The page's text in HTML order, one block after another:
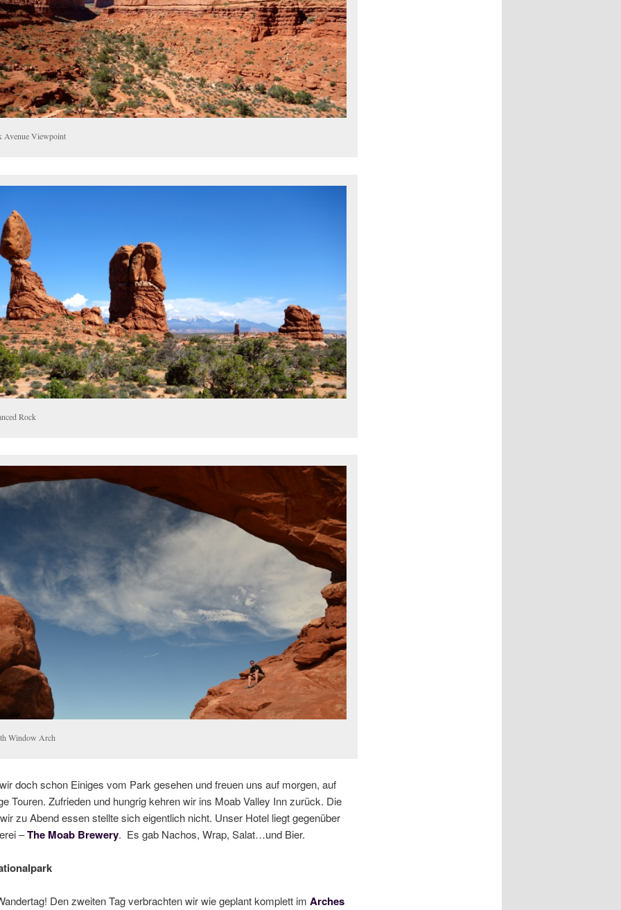
Avenue Viewpoint
Rock
Window Arch
doch schon Einiges vom Park gesehen und freuen uns auf morgen, auf
Touren. Zufrieden und hungrig kehren wir ins Moab Valley Inn zurück. Die
zu Abend essen stellte sich eigentlich nicht. Unser Hotel liegt gegenüber
–The Moab Brewery. Es gab Nachos, Wrap, Salat…und Bier.
Den zweiten Tag verbrachten wir wie geplant komplett im Arches